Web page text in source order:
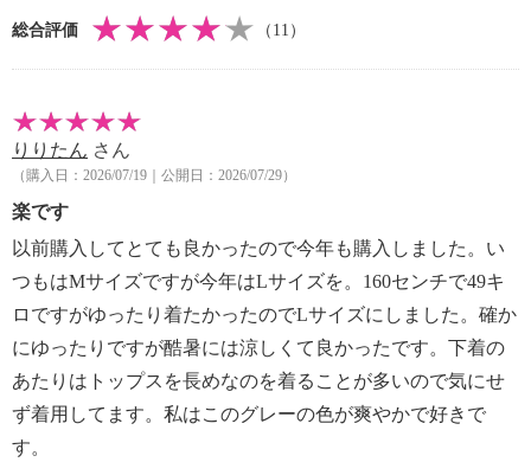
総合評価 （11）
りりたん さん
（購入日：2026/07/19｜公開日：2026/07/29）
楽です
以前購入してとても良かったので今年も購入しました。い
つもはМサイズですが今年はLサイズを。160センチで49キ
ロですがゆったり着たかったのでLサイズにしました。確か
にゆったりですが酷暑には涼しくて良かったです。下着の
あたりはトップスを長めなのを着ることが多いので気にせ
ず着用してます。私はこのグレーの色が爽やかで好きで
す。